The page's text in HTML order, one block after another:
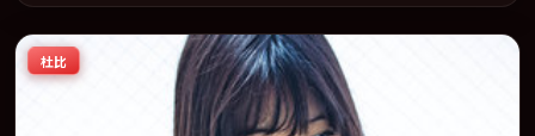
院线及主流平台同步亮相，2024 年度话题片中口碑稳健，适合喜欢
强情节与人物弧光的观众完整观看。
杜比